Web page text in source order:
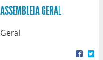
ASSEMBLEIA GERAL
Geral